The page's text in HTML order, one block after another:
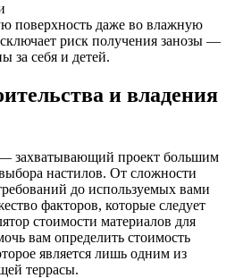
поверхность даже во влажную
риск получения занозы —
за себя и детей.
и владения
— захватывающий проект большим
настилов. От сложности
до используемых вами
факторов, которые следует
стоимости материалов для
вам определить стоимость
является лишь одним из
террасы.